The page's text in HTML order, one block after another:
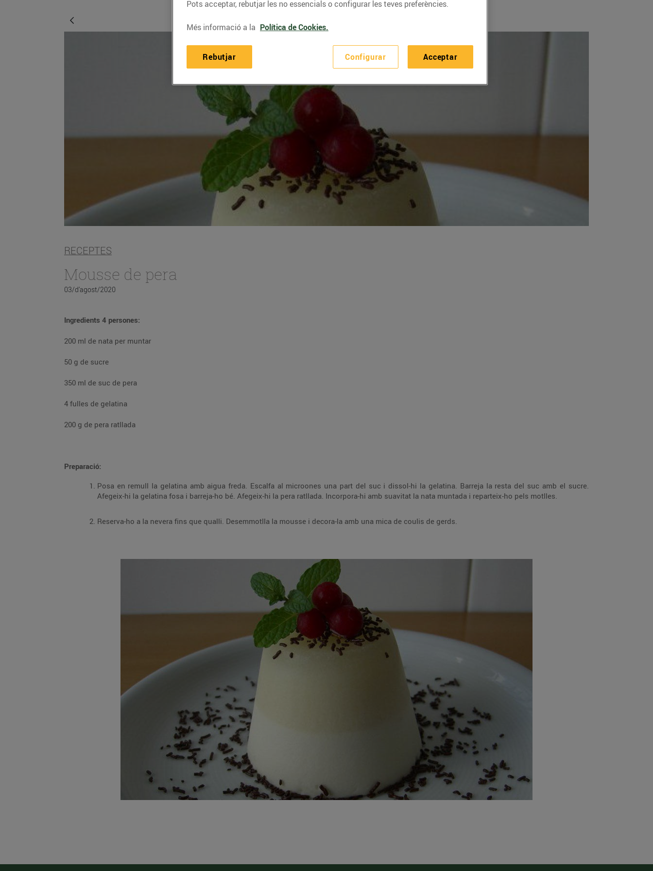
RECEPTES
Mousse de pera
03/d’agost/2020
Ingredients 4 persones:
200 ml de nata per muntar
50 g de sucre
350 ml de suc de pera
4 fulles de gelatina
200 g de pera ratllada
Preparació:
Posa en remull la gelatina amb aigua freda. Escalfa al microones una part del suc i dissol-hi la gelatina. Barreja la resta del suc amb el sucre.
Afegeix-hi la gelatina fosa i barreja-ho bé. Afegeix-hi la pera ratllada. Incorpora-hi amb suavitat la nata muntada i reparteix-ho pels motlles.
Reserva-ho a la nevera fins que qualli. Desemmotlla la mousse i decora-la amb una mica de coulis de gerds.
Pots acceptar, rebutjar les no essencials o configurar les teves preferències.
Més informació a la Política de Cookies.
Configurar
Rebutjar Acceptar